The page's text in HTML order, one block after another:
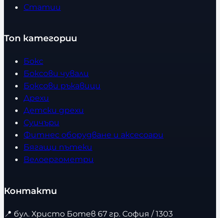
Статии
Топ категории
Бокс
Боксови чували
Боксови ръкавици
Дрехи
Детски дрехи
Суичъри
Фитнес оборудване и аксесоари
Бягащи пътеки
Велоергометри
Контакти
📍 бул. Христо Ботев 67 гр. София / 1303